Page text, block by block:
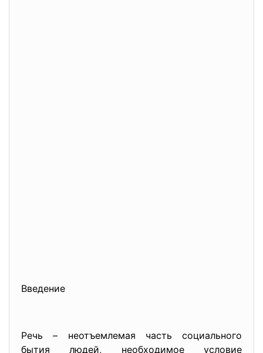
Введение
Речь – неотъемлемая часть социального
бытия людей, необходимое условие